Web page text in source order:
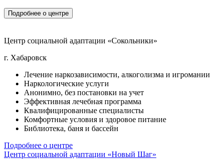
Подробнее о центре
Центр социальной адаптации «Сокольники»
г. Хабаровск
Лечение наркозависимости, алкоголизма и игромании
Наркологические услуги
Анонимно, без постановки на учет
Эффективная лечебная программа
Квалифицированные специалисты
Комфортные условия и здоровое питание
Библиотека, баня и бассейн
Подробнее о центре
Центр социальной адаптации «Новый Шаг»